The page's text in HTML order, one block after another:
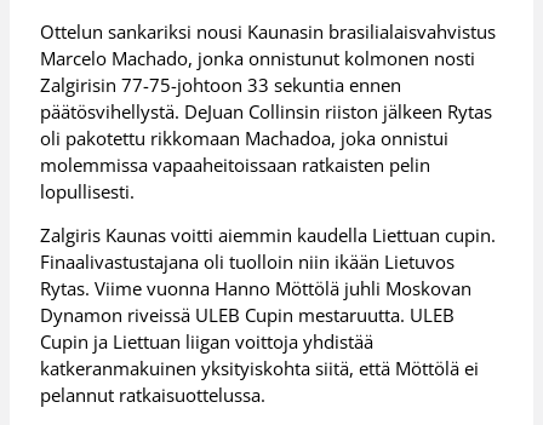
Ottelun sankariksi nousi Kaunasin brasilialaisvahvistus
Marcelo Machado, jonka onnistunut kolmonen nosti
Zalgirisin 77-75-johtoon 33 sekuntia ennen
päätösvihellystä. DeJuan Collinsin riiston jälkeen Rytas
oli pakotettu rikkomaan Machadoa, joka onnistui
molemmissa vapaaheitoissaan ratkaisten pelin
lopullisesti.
Zalgiris Kaunas voitti aiemmin kaudella Liettuan cupin.
Finaalivastustajana oli tuolloin niin ikään Lietuvos
Rytas. Viime vuonna Hanno Möttölä juhli Moskovan
Dynamon riveissä ULEB Cupin mestaruutta. ULEB
Cupin ja Liettuan liigan voittoja yhdistää
katkeranmakuinen yksityiskohta siitä, että Möttölä ei
pelannut ratkaisuottelussa.